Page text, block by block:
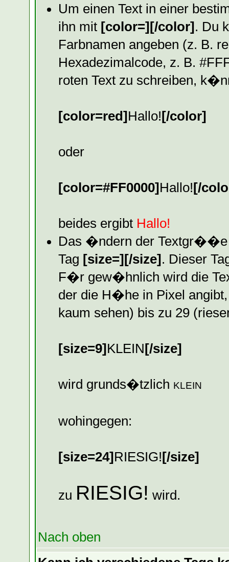
Um einen Text in einer
ihn mit [color=][/color] . Du
Farbnamen angeben (z. B.
Hexadezimalcode, z. B.
roten Text zu schreiben,
[color=red] Hallo! [/color]
oder
[color=#FF0000] Hallo! [/
beides ergibt Hallo!
Das �ndern der Textgr��e
Tag [size=][/size] . Dieser
F�r gew�hnlich wird die
der die H�he in Pixel
kaum sehen) bis zu 29
[size=9] KLEIN [/size]
wird grunds�tzlich KLEIN
wohingegen:
[size=24] RIESIG! [/size]
zu RIESIG! wird.
Nach oben